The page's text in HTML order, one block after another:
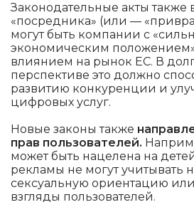
Законодательные акты также
«посредника» (или —
могут быть компании с
экономическим
влиянием на рынок ЕС. В
перспективе это должно
развитию конкуренции и
цифровых услуг.
Новые законы также
прав пользователей.
может быть нацелена на
рекламы не могут учитывать
сексуальную ориентацию
взгляды пользователей.